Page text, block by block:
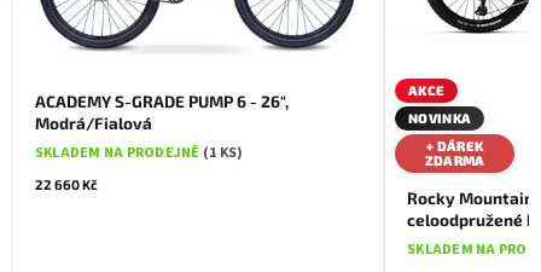
ACADEMY S-GRADE PUMP 6 - 26",
Modrá/Fialová
SKLADEM NA PRODEJNĚ (1 KS)
22 660 Kč
AKCE
NOVINKA
+ DÁREK
ZDARMA
Rocky Mountain
celoodpružené
SKLADEM NA